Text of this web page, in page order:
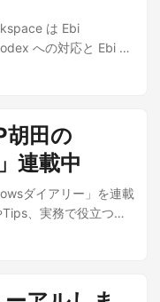
る設計です。 特徴 コ
認しながら整理・公
） 進行中の話題は自
全な静的サイトとし
は Ebi
への対応と Ebi AI
ページ と お知らせ
のセッションが
プロジェクトの文脈
インです。1プロジ
（overview.md /
、「思い出して」と言
まれるもの プラグイ
ンプレート 詳細な使
田の
連載中
ダイアリー」を連載
、実務で役立つノ
さい。